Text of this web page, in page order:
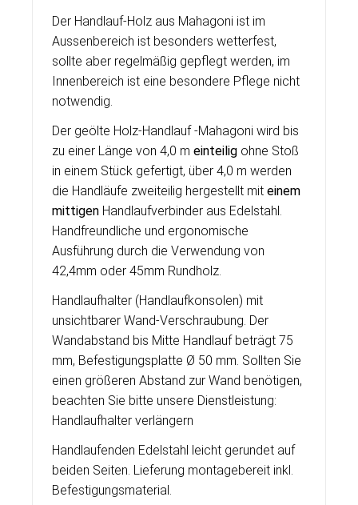
Der Handlauf-Holz aus Mahagoni ist im
Aussenbereich ist besonders wetterfest,
sollte aber regelmäßig gepflegt werden, im
Innenbereich ist eine besondere Pflege nicht
notwendig.
Der geölte Holz-Handlauf -Mahagoni wird bis
zu einer Länge von 4,0 m einteilig ohne Stoß
in einem Stück gefertigt, über 4,0 m werden
die Handläufe zweiteilig hergestellt mit einem
mittigen Handlaufverbinder aus Edelstahl.
Handfreundliche und ergonomische
Ausführung durch die Verwendung von
42,4mm oder 45mm Rundholz.
Handlaufhalter (Handlaufkonsolen) mit
unsichtbarer Wand-Verschraubung. Der
Wandabstand bis Mitte Handlauf beträgt 75
mm, Befestigungsplatte Ø 50 mm. Sollten Sie
einen größeren Abstand zur Wand benötigen,
beachten Sie bitte unsere Dienstleistung:
Handlaufhalter verlängern
Handlaufenden Edelstahl leicht gerundet auf
beiden Seiten. Lieferung montagebereit inkl.
Befestigungsmaterial.